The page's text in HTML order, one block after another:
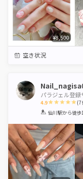
¥8,500
空き状況
パラジェル登
4.9
1 2 3 4 5
(7
仙川駅から徒歩